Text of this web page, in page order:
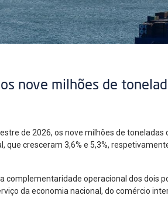
nove milhões de
de 2026, os nove milhões de
que cresceram 3,6% e 5,3%,
complementaridade operacional dos
da economia nacional, do comércio